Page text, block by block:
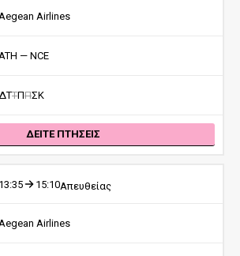
Aegean Airlines
ATH — NCE
ΤΤΠΠΣΚ
ΔΕΙΤΕ ΠΤΗΣΕΙΣ
13:35 15:10Απευθείας
Aegean Airlines